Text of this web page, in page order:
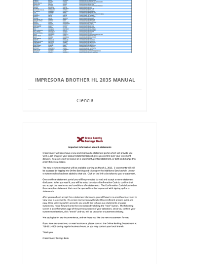
IMPRESORA BROTHER HL 2035 MANUAL
Ciencia